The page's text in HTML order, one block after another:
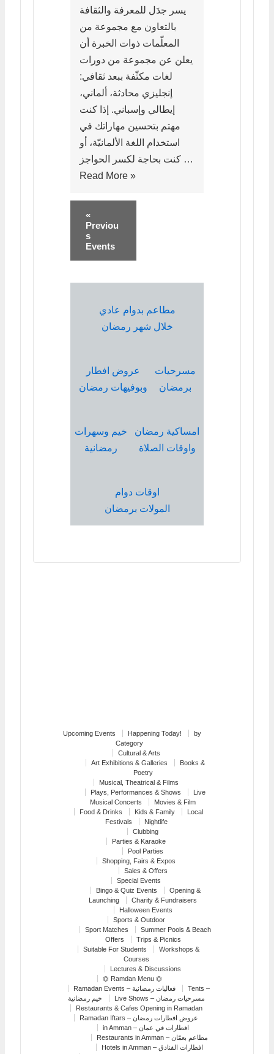
يسر جدَل للمعرفة والثقافة
بالتعاون مع مجموعة من
المعلّمات ذوات الخبرة أن
يعلن عن مجموعة من دورات
لغات مكثّفة ببعد ثقافي:
إنجليزي محادثة، ألماني،
إيطالي وإسباني. إذا كنت
مهتم بتحسين مهاراتك في
استخدام اللغة الألمانيّة، أو
كنت بحاجة لكسر الحواجز …
دورات
Read More »
«
Previou
s
Events
مطاعم بدوام عادي
خلال شهر رمضان
عروض افطار
وبوفيهات رمضان
مسرحيات
برمضان
خيم وسهرات
رمضانية
امساكية رمضان
واوقات الصلاة
اوقات دوام
المولات برمضان
Upcoming Events Happening Today!
by
Category
Cultural & Arts
Art Exhibitions & Galleries
Books &
Poetry
Musical, Theatrical & Films
Plays, Performances & Shows
Live
Musical Concerts
Movies & Film
Food & Drinks
Kids & Family
Local
Festivals
Nightlife
Clubbing
Parties & Karaoke
Pool Parties
Shopping, Fairs & Expos
Sales & Offers
Special Events
Bingo & Quiz Events
Opening &
Launching
Charity & Fundraisers
Halloween Events
Sports & Outdoor
Sport Matches
Summer Pools & Beach
Offers
Trips & Picnics
Suitable For Students
Workshops &
Courses
Lectures & Discussions
⏣ Ramdan Menu ⏣
Ramadan Events – فعاليات رمضانية
Tents –
خيم رمضانية
Live Shows – مسرحيات رمضان
Restaurants & Cafes Opening in Ramadan
Ramadan Iftars – عروض افطارات رمضان
in Amman – افطارات في عمان
Restaurants in Amman – مطاعم بعمّان
Hotels in Amman – افطارات الفنادق